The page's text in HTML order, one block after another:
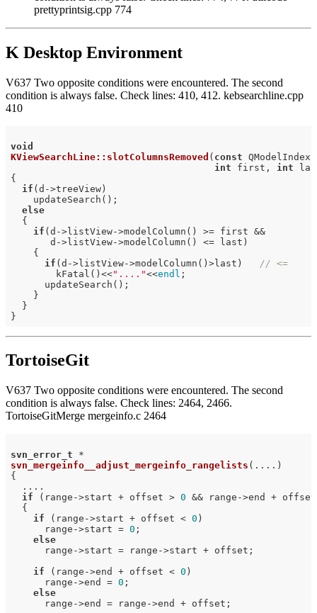
prettyprintsig.cpp 774
K Desktop Environment
V637 Two opposite conditions were encountered. The second
condition is always false. Check lines: 410, 412. kebsearchline.cpp
410
void
KViewSearchLine::slotColumnsRemoved ( const QModelIndex
int first, int
{
if (d->treeView)
    updateSearch();
else
  {
if (d->listView->modelColumn() >= first &&
       d->listView->modelColumn() <= last)
    {
if (d->listView->modelColumn()>last) // <=
        kFatal()<<
"...."<<endl ;
      updateSearch();
    }
  }
TortoiseGit
V637 Two opposite conditions were encountered. The second
condition is always false. Check lines: 2464, 2466.
TortoiseGitMerge mergeinfo.c 2464
svn_error_t
svn_mergeinfo__adjust_mergeinfo_rangelists (....)
{
  ....
if (range->start + offset > 0 && range->end +
  {
if (range->start + offset < 0 )
      range->start =
0 ;
else
      range->start = range->start + offset;
if (range->end + offset < 0 )
      range->end =
0 ;
else
      range->end = range->end + offset;